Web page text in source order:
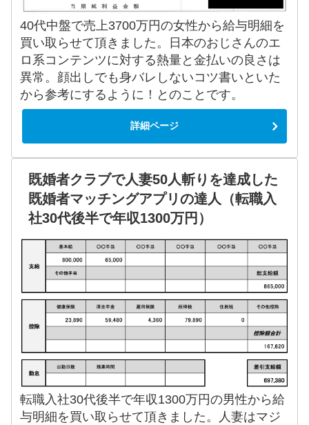
40代中盤で売上3700万円の女性から給与明細を
買い取らせて頂きました。日本のおじさんのエ
ロ系コンテンツに対する熱量と金払いの良さは
異常。顔出しでも身バレしないコツ書いといた
から参考にするように！とのことです。
詳細ページ
既婚者クラブで人妻50人斬りを達成した
既婚者マッチングアプリの達人（転職入
社30代後半で年収1300万円）
転職入社30代後半で年収1300万円の男性から給
与明細を買い取らせて頂きました。人妻はマジ